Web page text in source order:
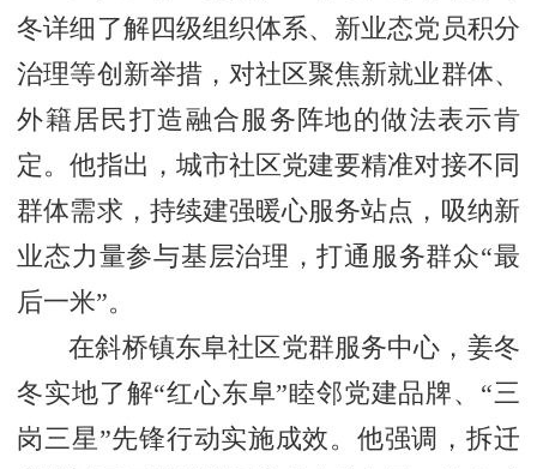
冬详细了解四级组织体系、新业态党员积分
治理等创新举措，对社区聚焦新就业群体、
外籍居民打造融合服务阵地的做法表示肯
定。他指出，城市社区党建要精准对接不同
群体需求，持续建强暖心服务站点，吸纳新
业态力量参与基层治理，打通服务群众“最
后一米”。
在斜桥镇东阜社区党群服务中心，姜冬
冬实地了解“红心东阜”睦邻党建品牌、“三
岗三星”先锋行动实施成效。他强调，拆迁